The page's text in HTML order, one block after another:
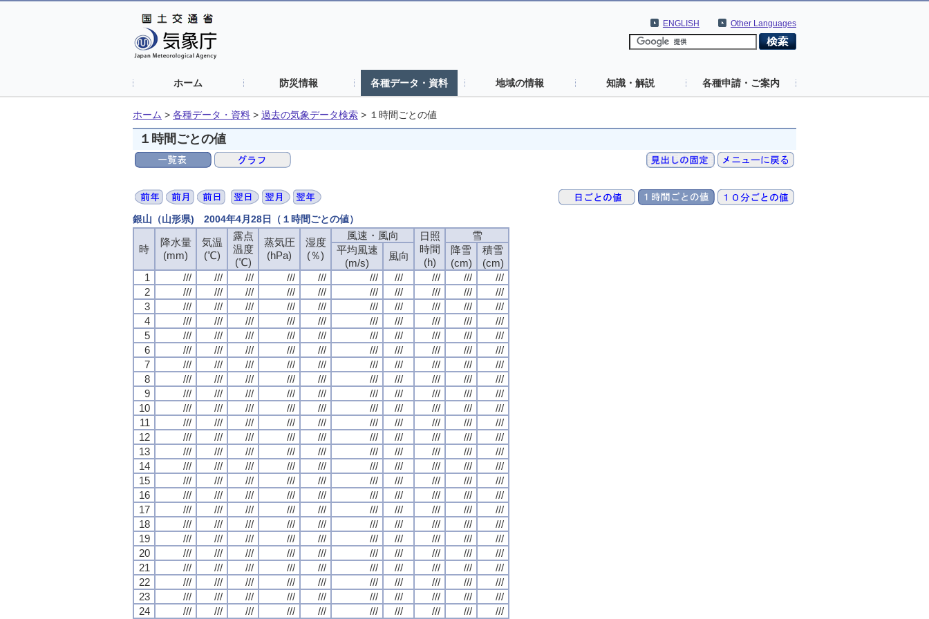
Other Languages
ENGLISH
ホーム 防災情報 各種データ・資料 地域の情報 知識・解説 各種申請・ご案内
ホーム > 各種データ・資料 > 過去の気象データ検索 > １時間ごとの値
１時間ごとの値
銀山（山形県) 2004年4月28日（１時間ごとの値）
時
降水量
(mm)
気温
(℃)
露点
温度
(℃)
蒸気圧
(hPa)
湿度
(％)
風速・風向
日照
時間
(h)
雪
平均風速
(m/s)
風向
降雪
(cm)
積雪
(cm)
1
/// /// /// /// /// /// /// /// ///
///
2
/// /// /// /// /// /// /// /// ///
///
3
/// /// /// /// /// /// /// /// ///
///
4
/// /// /// /// /// /// /// /// ///
///
5
/// /// /// /// /// /// /// /// ///
///
6
/// /// /// /// /// /// /// /// ///
///
7
/// /// /// /// /// /// /// /// ///
///
8
/// /// /// /// /// /// /// /// ///
///
9
/// /// /// /// /// /// /// /// ///
///
10
/// /// /// /// /// /// /// /// ///
///
11
/// /// /// /// /// /// /// /// ///
///
12
/// /// /// /// /// /// /// /// ///
///
13
/// /// /// /// /// /// /// /// ///
///
14
/// /// /// /// /// /// /// /// ///
///
15
/// /// /// /// /// /// /// /// ///
///
16
/// /// /// /// /// /// /// /// ///
///
17
/// /// /// /// /// /// /// /// ///
///
18
/// /// /// /// /// /// /// /// ///
///
19
/// /// /// /// /// /// /// /// ///
///
20
/// /// /// /// /// /// /// /// ///
///
21
/// /// /// /// /// /// /// /// ///
///
22
/// /// /// /// /// /// /// /// ///
///
23
/// /// /// /// /// /// /// /// ///
///
24
/// /// /// /// /// /// /// /// /// ///